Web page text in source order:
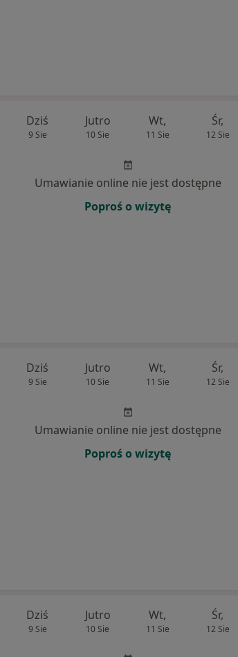
Dziś
9 Sie
Jutro
10 Sie
Wt,
11 Sie
Śr,
12 Sie
Umawianie online nie jest dostępne
Poproś o wizytę
Dziś
9 Sie
Jutro
10 Sie
Wt,
11 Sie
Śr,
12 Sie
Umawianie online nie jest dostępne
Poproś o wizytę
Dziś
9 Sie
Jutro
10 Sie
Wt,
11 Sie
Śr,
12 Sie